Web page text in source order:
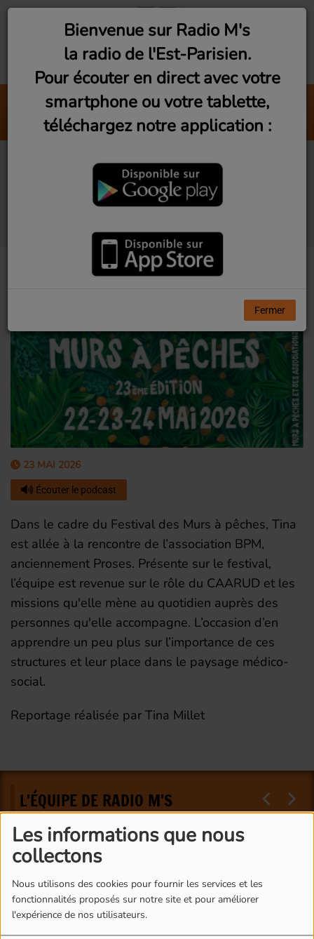
Les informations que nous
collectons
Nous utilisons des cookies pour fournir les services et les
fonctionnalités proposés sur notre site et pour améliorer
l'expérience de nos utilisateurs.
Météo
Chroniques
Montreuil : Association
BPM au festival des
mûrs à pêches
23 MAI 2026
Écouter le podcast
Dans le cadre du Festival des Murs à pêches, Tina
est allée à la rencontre de l’association BPM,
anciennement Proses. Présente sur le festival,
l’équipe est revenue sur le rôle du CAARUD et les
missions qu'elle mène au quotidien auprès des
personnes qu'elle accompagne. L’occasion d’en
apprendre un peu plus sur l’importance de ces
structures et leur place dans le paysage médico-
social.
Reportage réalisée par Tina Millet
L'ÉQUIPE DE RADIO M'S
Bienvenue sur Radio M's
la radio de l'Est-Parisien.
Pour écouter en direct avec votre
smartphone ou votre tablette,
téléchargez notre application :
Fermer